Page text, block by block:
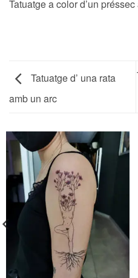
Tatuatge a color d’un
Tatuatge d’ una rata
amb un arc